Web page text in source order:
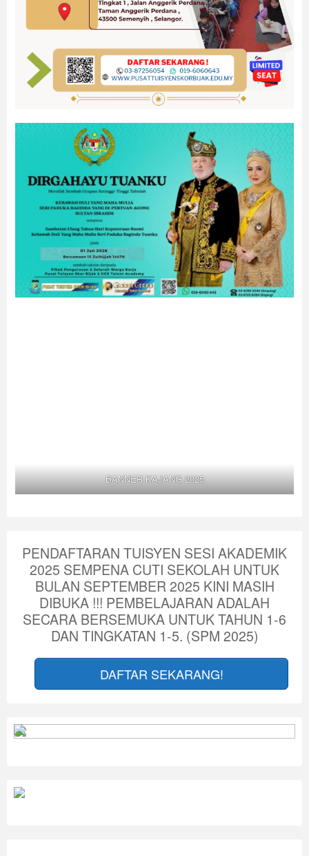
BANNER KAJANG 2025
DAFTAR SEKARANG!
PENDAFTARAN TUISYEN SESI AKADEMIK
2025 SEMPENA CUTI SEKOLAH UNTUK
BULAN SEPTEMBER 2025 KINI MASIH
DIBUKA !!! PEMBELAJARAN ADALAH
SECARA BERSEMUKA UNTUK TAHUN 1-6
DAN TINGKATAN 1-5. (SPM 2025)